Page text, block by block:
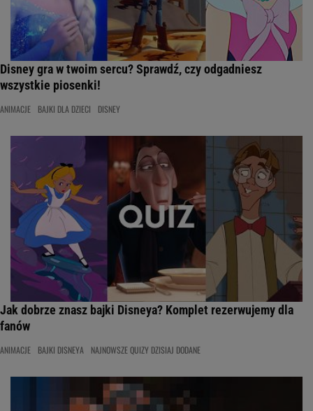
Disney gra w twoim sercu? Sprawdź, czy odgadniesz
wszystkie piosenki!
ANIMACJE BAJKI DLA DZIECI DISNEY
Jak dobrze znasz bajki Disneya? Komplet rezerwujemy dla
fanów
ANIMACJE BAJKI DISNEYA NAJNOWSZE QUIZY DZISIAJ DODANE